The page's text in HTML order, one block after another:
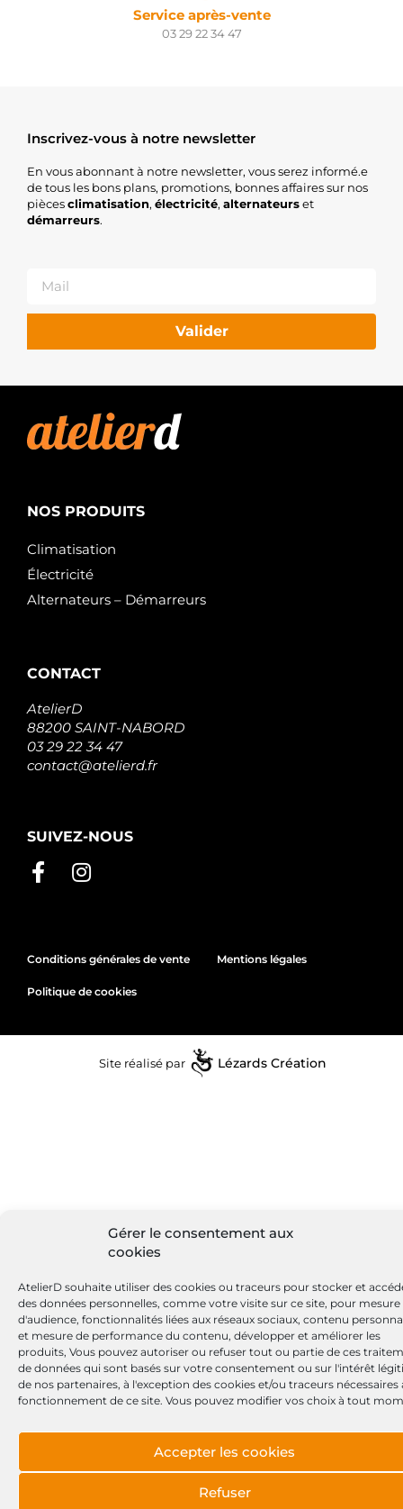
Gérer le consentement aux
cookies
AtelierD souhaite utiliser des cookies ou traceurs pour stocker et
des données personnelles, comme votre visite sur ce site, pour mesure
d'audience, fonctionnalités liées aux réseaux sociaux, contenu
et mesure de performance du contenu, développer et améliorer les
produits, Vous pouvez autoriser ou refuser tout ou partie de ces
de données qui sont basés sur votre consentement ou sur l'intérêt
de nos partenaires, à l'exception des cookies et/ou traceurs nécessaires
fonctionnement de ce site. Vous pouvez modifier vos choix à tout
Accepter les cookies
Refuser
Service après-vente
03 29 22 34 47
Inscrivez-vous à notre newsletter
En vous abonnant à notre newsletter, vous serez informé.e
de tous les bons plans, promotions, bonnes affaires sur nos
piècesclimatisation, électricité, alternateurset
démarreurs.
Valider
NOS PRODUITS
Climatisation
Électricité
Alternateurs – Démarreurs
CONTACT
AtelierD
88200 SAINT-NABORD
03 29 22 34 47
contact@atelierd.fr
SUIVEZ-NOUS
Conditions générales de vente Mentions légales
Politique de cookies
Site réalisé par Lézards Création